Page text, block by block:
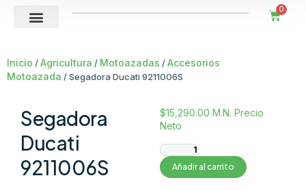
0
Inicio /Agricultura / Motoazadas /Accesorios
Motoazada / Segadora Ducati 9211006S
Segadora
Ducati
9211006S
$15,290.00 M.N. Precio
Neto
Añadir al carrito